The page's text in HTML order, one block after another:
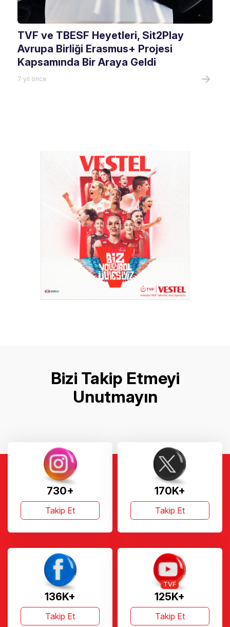
TVF ve TBESF Heyetleri, Sit2Play
Avrupa Birliği Erasmus+ Projesi
Kapsamında Bir Araya Geldi
7 yıl önce
Bizi Takip Etmeyi
Unutmayın
730+
Takip Et
170K+
Takip Et
136K+
Takip Et
125K+
TVF
Takip Et